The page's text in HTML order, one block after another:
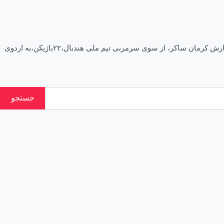
سه هندبالیست کرمانی در مسیر انتخابی المپیک ۶ دوشنبه ۱۷ مهر ۱۴۰۲ سه هندبالیست کرمانی به اردوی آماده سازی تیم ملی دعوت شدند. به گزارش کرمان ساکر، از سوی سرمربی تیم ملی هندبال،۲۲باژیکن،به اردوی